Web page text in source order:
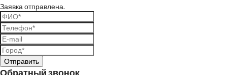
Заявка отправлена.
Обратный звонок